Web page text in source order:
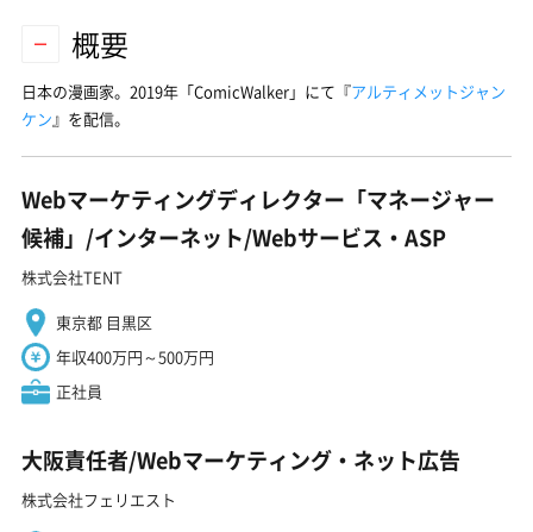
概要
日本の漫画家。2019年「ComicWalker」にて『アルティメットジャン
ケン』を配信。
Webマーケティングディレクター「マネージャー
候補」/インターネット/Webサービス・ASP
株式会社TENT
東京都 目黒区
年収400万円～500万円
正社員
大阪責任者/Webマーケティング・ネット広告
株式会社フェリエスト